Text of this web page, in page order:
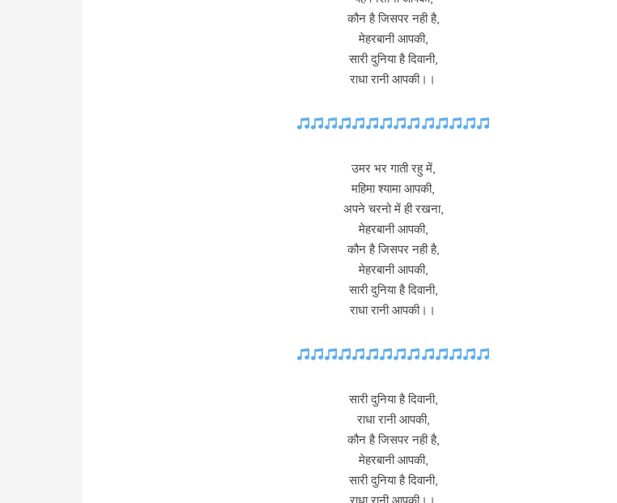
कौन है जिसपर नही है,
मेहरबानी आपकी,
सारी दुनिया है दिवानी,
राधा रानी आपकी।।
उमर भर गाती रहु में,
महिमा श्यामा आपकी,
अपने चरनो में ही रखना,
मेहरबानी आपकी,
कौन है जिसपर नही है,
मेहरबानी आपकी,
सारी दुनिया है दिवानी,
राधा रानी आपकी।।
सारी दुनिया है दिवानी,
राधा रानी आपकी,
कौन है जिसपर नही है,
मेहरबानी आपकी,
सारी दुनिया है दिवानी,